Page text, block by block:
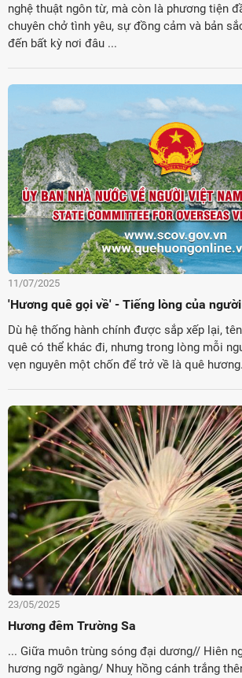
nghệ thuật ngôn từ, mà còn là phương tiện
chuyên chở tình yêu, sự đồng cảm và bản
đến bất kỳ nơi đâu ...
11/07/2025
'Hương quê gọi về' - Tiếng lòng của
Dù hệ thống hành chính được sắp xếp lại,
quê có thể khác đi, nhưng trong lòng mỗi
vẹn nguyên một chốn để trở về là quê hương.
23/05/2025
Hương đêm Trường Sa
... Giữa muôn trùng sóng đại dương// Hiên
hương ngỡ ngàng/ Nhuỵ hồng cánh trắng